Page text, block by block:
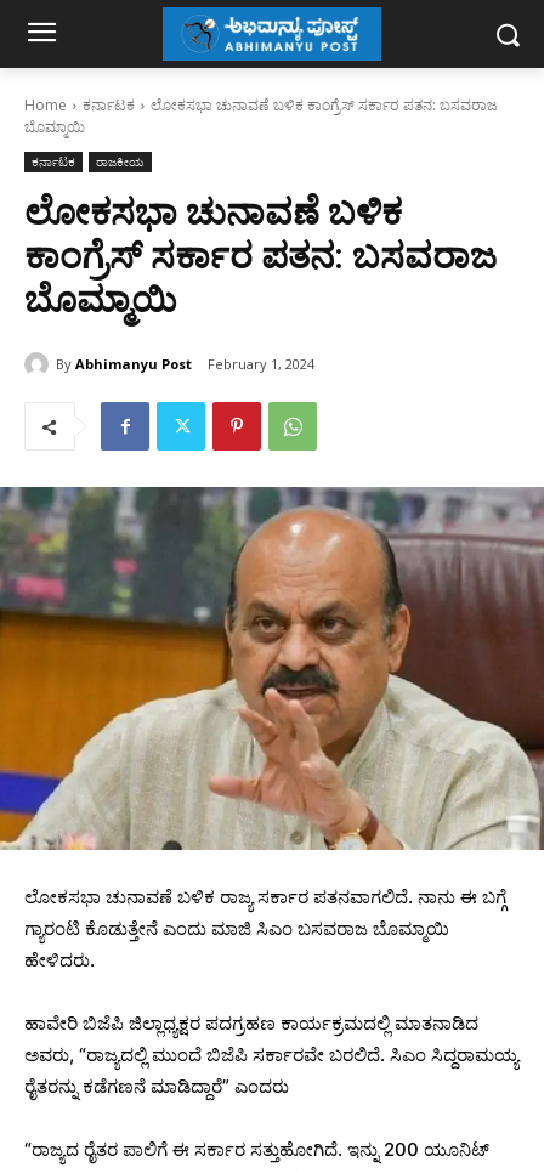
Home ಕರ್ನಾಟಕ
ಲೋಕಸಭಾ ಚುನಾವಣೆ ಬಳಿಕ ಕಾಂಗ್ರೆಸ್‌ ಸರ್ಕಾರ ಪತನ: ಬಸವರಾಜ
ಬೊಮ್ಮಾಯಿ
ಕರ್ನಾಟಕ ರಾಜಕೀಯ
ಲೋಕಸಭಾ ಚುನಾವಣೆ ಬಳಿಕ
ಕಾಂಗ್ರೆಸ್‌ ಸರ್ಕಾರ ಪತನ: ಬಸವರಾಜ
ಬೊಮ್ಮಾಯಿ
By Abhimanyu Post February 1, 2024
ಲೋಕಸಭಾ ಚುನಾವಣೆ ಬಳಿಕ ರಾಜ್ಯ ಸರ್ಕಾರ ಪತನವಾಗಲಿದೆ. ನಾನು ಈ ಬಗ್ಗೆ
ಗ್ಯಾರಂಟಿ ಕೊಡುತ್ತೇನೆ ಎಂದು ಮಾಜಿ ಸಿಎಂ ಬಸವರಾಜ ಬೊಮ್ಮಾಯಿ
ಹೇಳಿದರು.
ಹಾವೇರಿ ಬಿಜೆಪಿ ಜಿಲ್ಲಾಧ್ಯಕ್ಷರ ಪದಗ್ರಹಣ ಕಾರ್ಯಕ್ರಮದಲ್ಲಿ ಮಾತನಾಡಿದ
ಅವರು, “ರಾಜ್ಯದಲ್ಲಿ ಮುಂದೆ ಬಿಜೆಪಿ ಸರ್ಕಾರವೇ ಬರಲಿದೆ. ಸಿಎಂ ಸಿದ್ದರಾಮಯ್ಯ
ರೈತರನ್ನು ಕಡೆಗಣನೆ ಮಾಡಿದ್ದಾರೆ” ಎಂದರು
“ರಾಜ್ಯದ ರೈತರ ಪಾಲಿಗೆ ಈ ಸರ್ಕಾರ ಸತ್ತುಹೋಗಿದೆ. ಇನ್ನು 200 ಯೂನಿಟ್